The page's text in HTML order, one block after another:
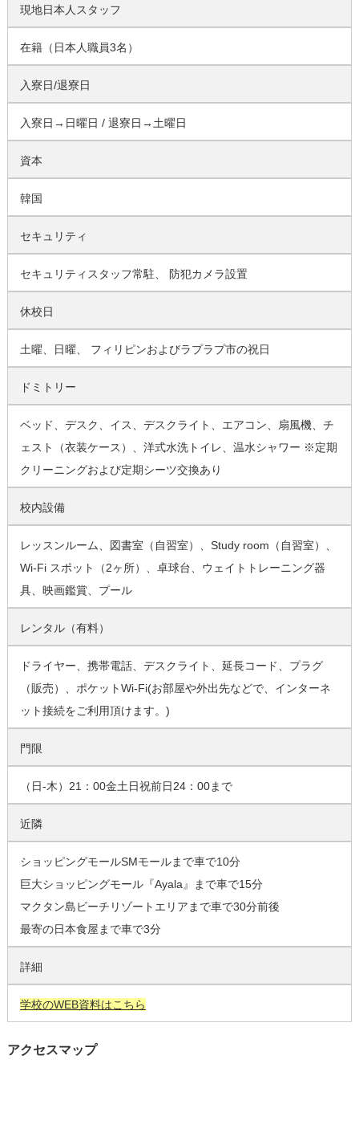
現地日本人スタッフ
在籍（日本人職員3名）
入寮日/退寮日
入寮日→日曜日 / 退寮日→土曜日
資本
韓国
セキュリティ
セキュリティスタッフ常駐、 防犯カメラ設置
休校日
土曜、日曜、 フィリピンおよびラプラプ市の祝日
ドミトリー
ベッド、デスク、イス、デスクライト、エアコン、扇風機、チ
ェスト（衣装ケース）、洋式水洗トイレ、温水シャワー ※定期
クリーニングおよび定期シーツ交換あり
校内設備
レッスンルーム、図書室（自習室）、Study room（自習室）、
Wi-Fi スポット（2ヶ所）、卓球台、ウェイトトレーニング器
具、映画鑑賞、プール
レンタル（有料）
ドライヤー、携帯電話、デスクライト、延長コード、プラグ
（販売）、ポケットWi-Fi(お部屋や外出先などで、インターネ
ット接続をご利用頂けます。)
門限
（日-木）21：00金土日祝前日24：00まで
近隣
ショッピングモールSMモールまで車で10分
巨大ショッピングモール『Ayala』まで車で15分
マクタン島ビーチリゾートエリアまで車で30分前後
最寄の日本食屋まで車で3分
詳細
学校のWEB資料はこちら
アクセスマップ